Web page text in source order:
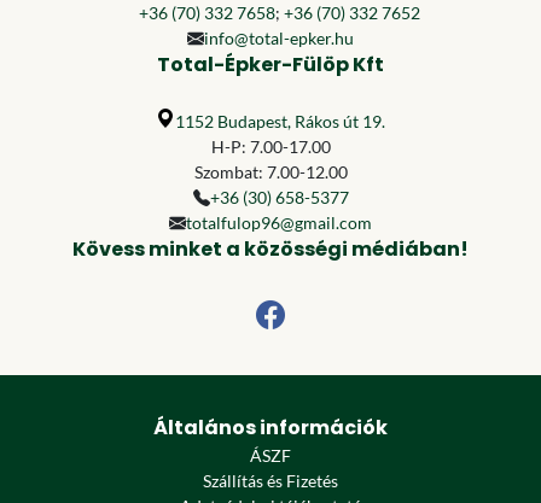
+36 (70) 332 7658; +36 (70) 332 7652
info@total-epker.hu
Total-Épker-Fülöp Kft
1152 Budapest, Rákos út 19.
H-P: 7.00-17.00
Szombat: 7.00-12.00
+36 (30) 658-5377
totalfulop96@gmail.com
Kövess minket a közösségi médiában!
Általános információk
ÁSZF
Szállítás és Fizetés